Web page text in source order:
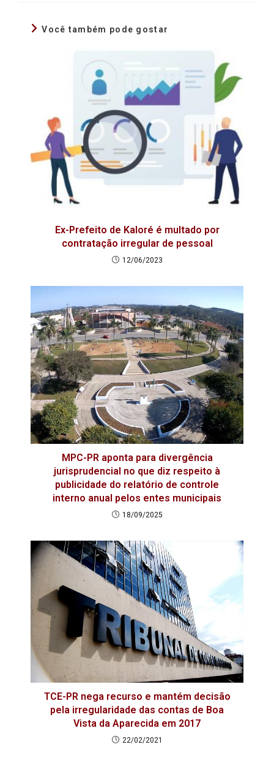
Você também pode gostar
Ex-Prefeito de Kaloré é multado por
contratação irregular de pessoal
12/06/2023
MPC-PR aponta para divergência
jurisprudencial no que diz respeito à
publicidade do relatório de controle
interno anual pelos entes municipais
18/09/2025
TCE-PR nega recurso e mantém decisão
pela irregularidade das contas de Boa
Vista da Aparecida em 2017
22/02/2021